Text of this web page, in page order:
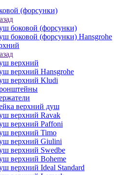
(форсунки)
боковой (форсунки)
боковой (форсунки) Hansgrohe
верхний
верхний Hansgrohe
верхний Kludi
верхний душ
верхний Ravak
верхний Paffoni
верхний Timo
верхний Giulini
верхний Swedbe
верхний Boheme
верхний Ideal Standard